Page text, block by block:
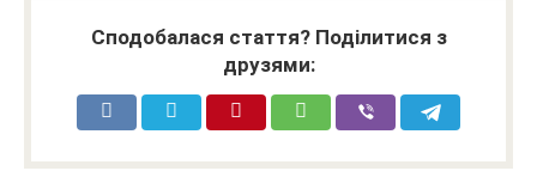
Сподобалася стаття? Поділитися з
друзями: